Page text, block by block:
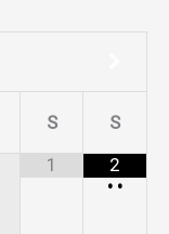
S
S
1
2
• •